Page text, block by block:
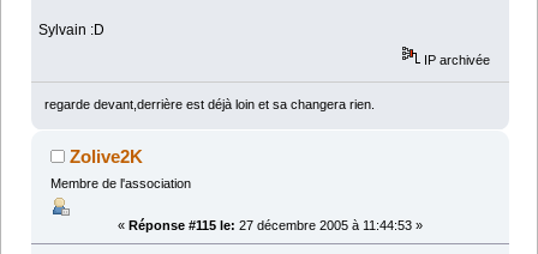
Sylvain :D
IP archivée
regarde devant,derrière est déjà loin et sa changera rien.
Zolive2K
Membre de l'association
« Réponse #115 le: 27 décembre 2005 à 11:44:53 »